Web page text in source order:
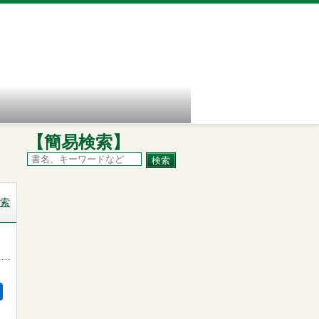
【簡易検索】